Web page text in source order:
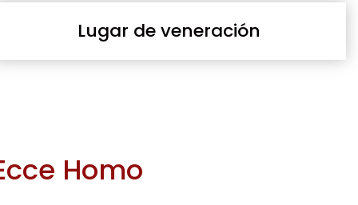
Lugar de veneración
Homo